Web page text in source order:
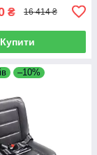
₴ 16 414 ₴
Купити
–10%